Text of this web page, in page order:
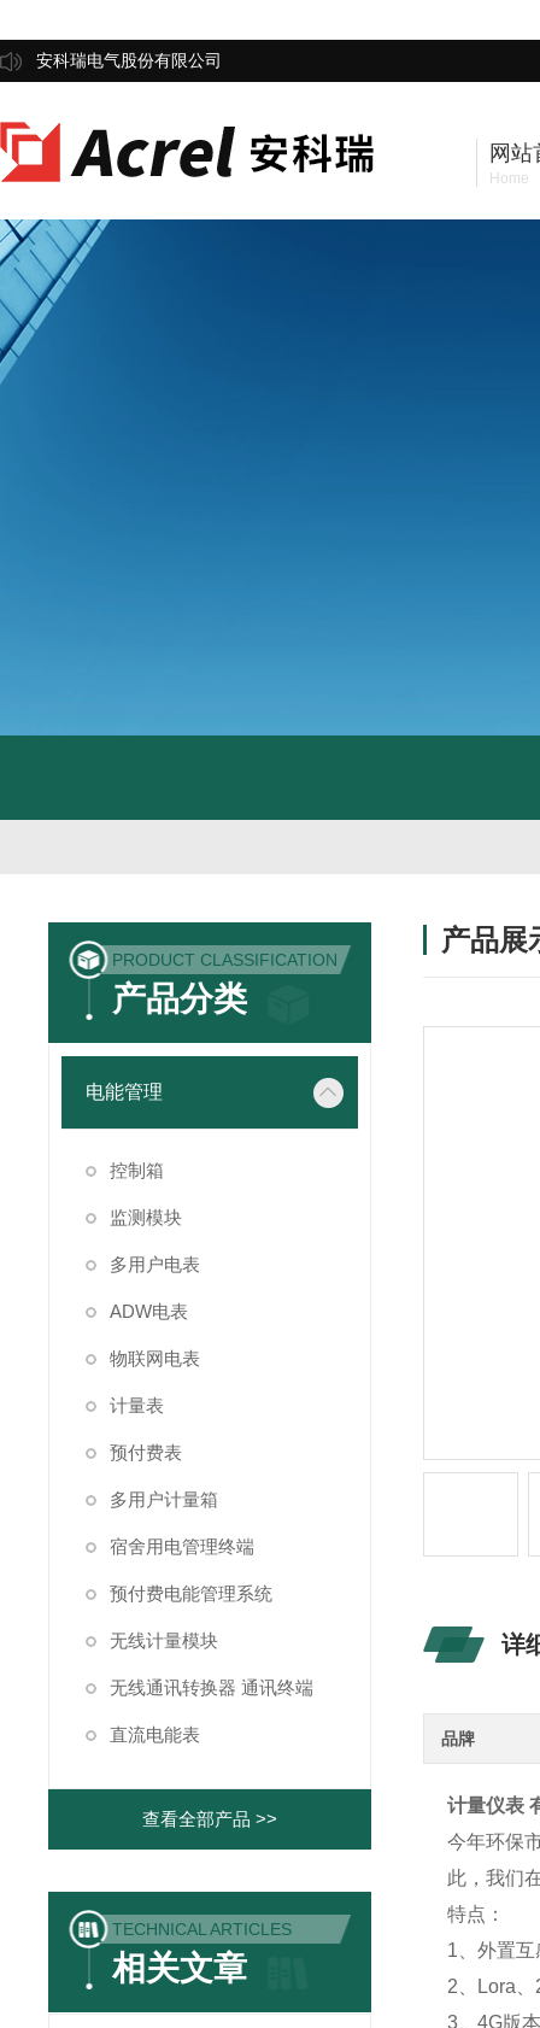
安科瑞电气股份有限公司
网站
Home
产品展
详
品牌
计量仪表
今年环保
此，我们
特点：
1、外置
2、Lora
3、4G版
PRODUCT CLASSIFICATION
产品分类
电能管理
控制箱
监测模块
多用户电表
ADW电表
物联网电表
计量表
预付费表
多用户计量箱
宿舍用电管理终端
预付费电能管理系统
无线计量模块
无线通讯转换器 通讯终端
直流电能表
查看全部产品 >>
TECHNICAL ARTICLES
相关文章